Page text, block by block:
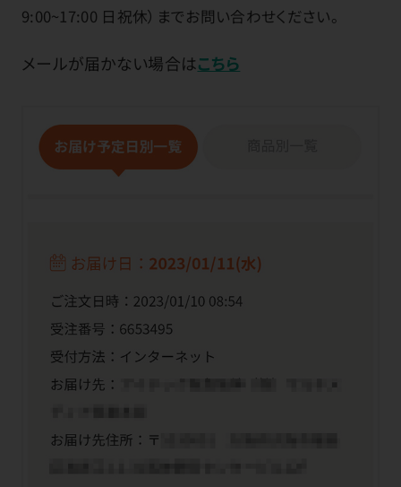
9:00~17:00 日祝休）までお問い合わせください。
メールが届かない場合はこちら